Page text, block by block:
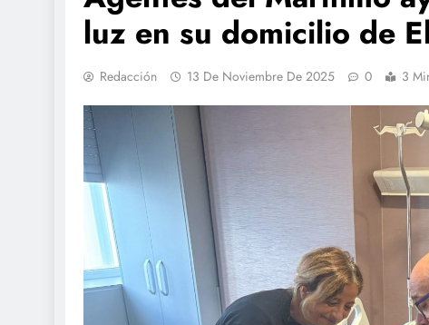
luz en su domicilio de
Redacción 13 De Noviembre De 2025 0 3